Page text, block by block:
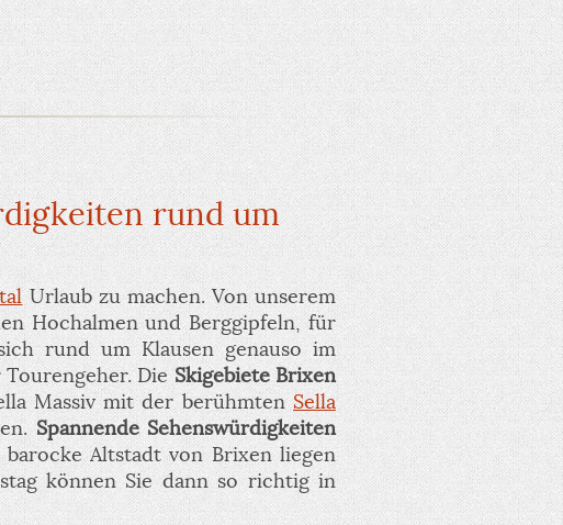
rund um
Urlaub zu machen. Von unserem
Hochalmen und Berggipfeln, für
rund um Klausen genauso im
Tourengeher. DieSkigebiete Brixen
Massiv mit der berühmtenSella
Spannende Sehenswürdigkeiten
Altstadt von Brixen liegen
können Sie dann so richtig in